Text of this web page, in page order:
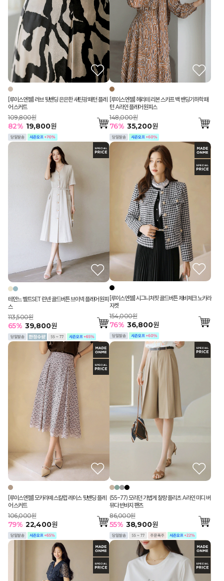
[루이스엔젤] 러브 뒷밴딩 은은한 새틴광 패턴 플레
어 스커트
109,800원
82% 19,800원
[루이스엔젤] 헤리테 리본 스카프 백 밴딩기하학 패
턴 A라인 플레어 원피스
148,000원
76% 35,200원
테인느 벨트SET 린넨 골드버튼 브이넥 플레어 원피
스
113,500원
65% 39,800원
[루이스엔젤] 시그니처핏 골드버튼 제비체크 노카라
자켓
154,000원
76% 36,800원
[루이스엔젤] 모카라떼 스칼럽 레이스 뒷밴딩 플레
어 스커트
106,000원
79% 22,400원
(55-77) 모리던 가볍게 찰랑 플리츠 A라인 미디 버
뮤다 반바지 팬츠
86,000원
55% 38,900원